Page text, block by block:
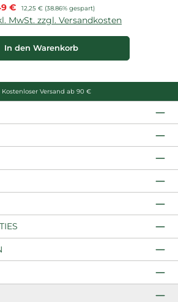
€ Regulärer Preis:
12,25 € (38.86% gespart)
MwSt. zzgl. Versandkosten
In den Warenkorb
Kostenloser Versand ab 90 €